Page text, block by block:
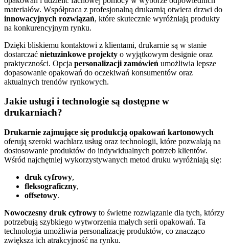
materiałów. Współpraca z profesjonalną drukarnią otwiera drzwi do
innowacyjnych rozwiązań, które skutecznie wyróżniają produkty
na konkurencyjnym rynku.
Dzięki bliskiemu kontaktowi z klientami, drukarnie są w stanie
dostarczać nietuzinkowe projekty o wyjątkowym designie oraz
praktyczności. Opcja personalizacji zamówień umożliwia lepsze
dopasowanie opakowań do oczekiwań konsumentów oraz
aktualnych trendów rynkowych.
Jakie usługi i technologie są dostępne w
drukarniach?
Drukarnie zajmujące się produkcją opakowań kartonowych
oferują szeroki wachlarz usług oraz technologii, które pozwalają na
dostosowanie produktów do indywidualnych potrzeb klientów.
Wśród najchętniej wykorzystywanych metod druku wyróżniają się:
druk cyfrowy,
fleksograficzny,
offsetowy.
Nowoczesny druk cyfrowy to świetne rozwiązanie dla tych, którzy
potrzebują szybkiego wytworzenia małych serii opakowań. Ta
technologia umożliwia personalizację produktów, co znacząco
zwiększa ich atrakcyjność na rynku.